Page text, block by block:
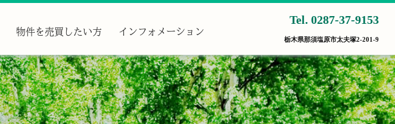
Tel. 0287-37-9153
栃木県那須塩原市太夫塚2-201-9
物件を売買したい方 インフォメーション
次
へ